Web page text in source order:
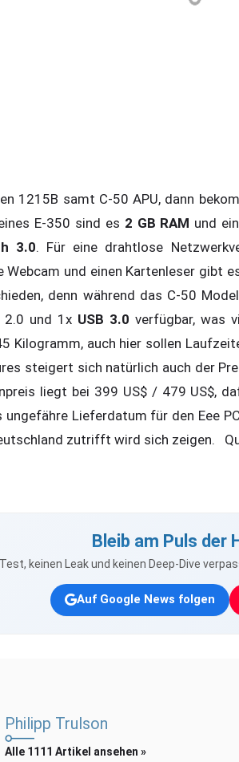
1215B samt C-50 APU, dann
E-350 sind es 2 GB RAM und
3.0. Für eine drahtlose
Webcam und einen Kartenleser gibt
denn während das C-50
2.0 und 1x USB 3.0 verfügbar, was
Kilogramm, auch hier sollen
steigert sich natürlich auch der
liegt bei 399 US$ / 479 US$,
Lieferdatum für den Eee
zutrifft wird sich zeigen.
Bleib am Puls der
keinen Leak und keinen Deep-Dive
Auf Google News folgen
Philipp Trulson
Alle 1111 Artikel ansehen »